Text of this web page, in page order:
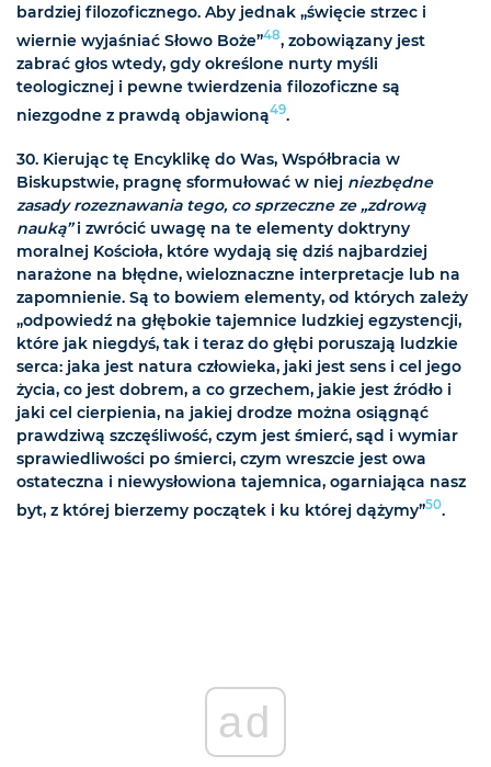
bardziej filozoficznego. Aby jednak „święcie strzec i
wiernie wyjaśniać Słowo Boże”48, zobowiązany jest
zabrać głos wtedy, gdy określone nurty myśli
teologicznej i pewne twierdzenia filozoficzne są
niezgodne z prawdą objawioną49.
30. Kierując tę Encyklikę do Was, Współbracia w
Biskupstwie, pragnę sformułować w niej niezbędne
zasady rozeznawania tego, co sprzeczne ze „zdrową
nauką”i zwrócić uwagę na te elementy doktryny
moralnej Kościoła, które wydają się dziś najbardziej
narażone na błędne, wieloznaczne interpretacje lub na
zapomnienie. Są to bowiem elementy, od których zależy
„odpowiedź na głębokie tajemnice ludzkiej egzystencji,
które jak niegdyś, tak i teraz do głębi poruszają ludzkie
serca: jaka jest natura człowieka, jaki jest sens i cel jego
życia, co jest dobrem, a co grzechem, jakie jest źródło i
jaki cel cierpienia, na jakiej drodze można osiągnąć
prawdziwą szczęśliwość, czym jest śmierć, sąd i wymiar
sprawiedliwości po śmierci, czym wreszcie jest owa
ostateczna i niewysłowiona tajemnica, ogarniająca nasz
byt, z której bierzemy początek i ku której dążymy”50.
ad